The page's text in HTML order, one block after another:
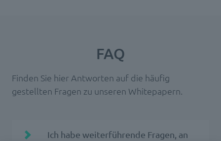
FAQ
Finden Sie hier Antworten auf die häufig
gestellten Fragen zu unseren Whitepapern.
Ich habe weiterführende Fragen, an